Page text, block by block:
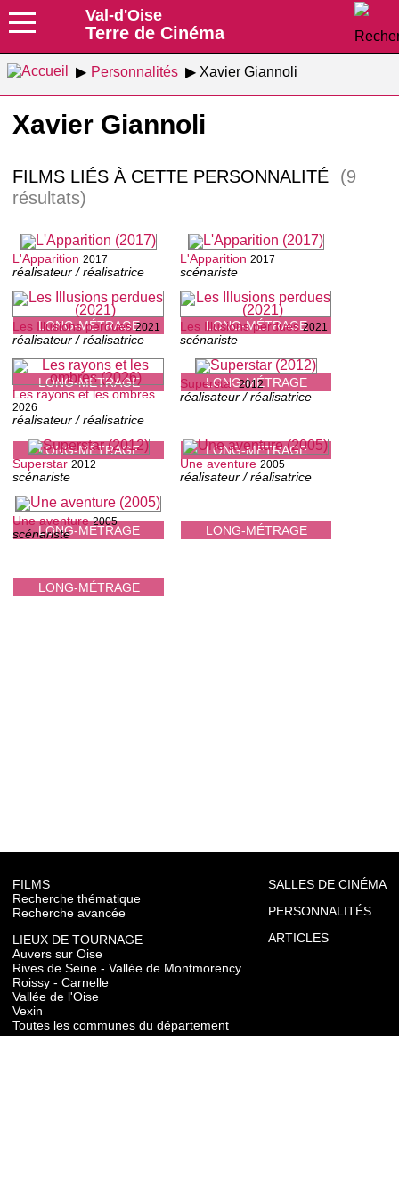
Val-d'Oise
Terre de Cinéma
Personnalités Xavier Giannoli
Xavier Giannoli
FILMS LIÉS À CETTE PERSONNALITÉ
(9
résultats)
LONG-MÉTRAGE
L'Apparition 2017
réalisateur / réalisatrice
LONG-MÉTRAGE
L'Apparition 2017
scénariste
LONG-MÉTRAGE
Les Illusions perdues 2021
réalisateur / réalisatrice
LONG-MÉTRAGE
Les Illusions perdues 2021
scénariste
LONG-MÉTRAGE
Les rayons et les ombres
2026
réalisateur / réalisatrice
LONG-MÉTRAGE
Superstar 2012
réalisateur / réalisatrice
LONG-MÉTRAGE
Superstar 2012
scénariste
LONG-MÉTRAGE
Une aventure 2005
réalisateur / réalisatrice
LONG-MÉTRAGE
Une aventure 2005
scénariste
FILMS
Recherche thématique
Recherche avancée
LIEUX DE TOURNAGE
Auvers sur Oise
Rives de Seine - Vallée de Montmorency
Roissy - Carnelle
Vallée de l'Oise
Vexin
Toutes les communes du département
SALLES DE CINÉMA
PERSONNALITÉS
ARTICLES